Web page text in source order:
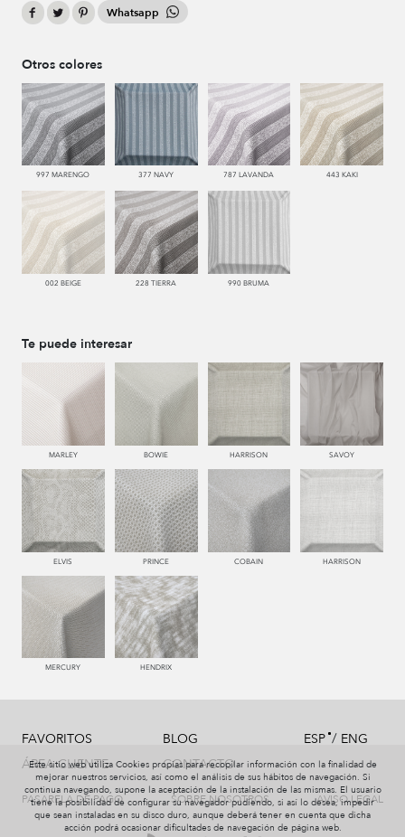
Whatsapp
Otros colores
997 MARENGO 377 NAVY 787 LAVANDA 443 KAKI
002 BEIGE 228 TIERRA 990 BRUMA
Te puede interesar
MARLEY BOWIE HARRISON SAVOY
ELVIS PRINCE COBAIN HARRISON
MERCURY HENDRIX
FAVORITOS
ÁREA CLIENTE
BLOG
CONTACTO
ESP/ ENG
PASARELA DE PAGO SOBRE NOSOTROS AVISO LEGAL
Este sitio web utiliza Cookies propias para recopilar información con la finalidad de
mejorar nuestros servicios, así como el análisis de sus hábitos de navegación. Si
continua navegando, supone la aceptación de la instalación de las mismas. El usuario
tiene la posibilidad de configurar su navegador pudiendo, si así lo desea, impedir
que sean instaladas en su disco duro, aunque deberá tener en cuenta que dicha
acción podrá ocasionar dificultades de navegación de página web.